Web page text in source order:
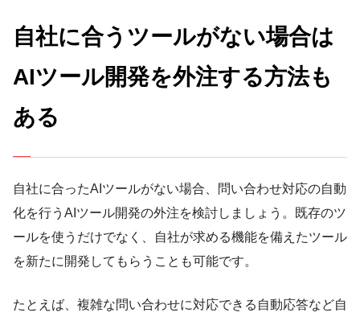
自社に合うツールがない場合は
AIツール開発を外注する方法も
ある
自社に合ったAIツールがない場合、問い合わせ対応の自動
化を行うAIツール開発の外注を検討しましょう。既存のツ
ールを使うだけでなく、自社が求める機能を備えたツール
を新たに開発してもらうことも可能です。
たとえば、複雑な問い合わせに対応できる自動応答など自